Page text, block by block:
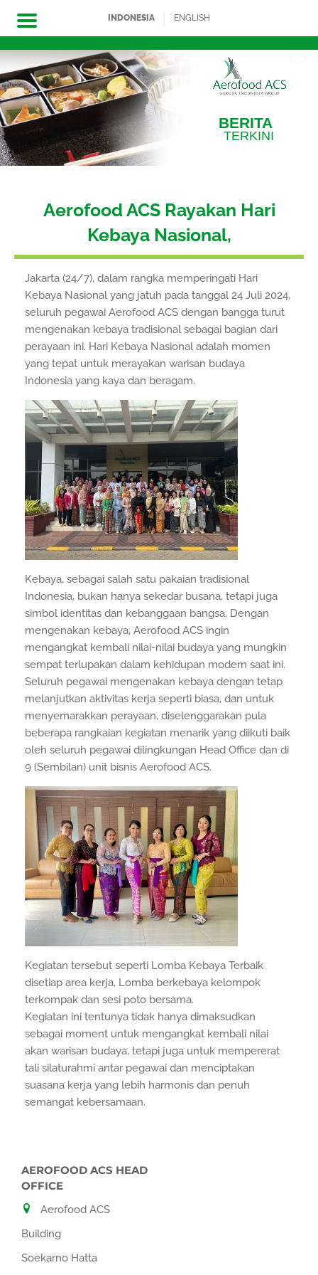
Skip
to
content
BERITA
TERKINI
INDONESIA ENGLISH
Aerofood ACS Rayakan Hari
Kebaya Nasional,
Jakarta (24/7), dalam rangka memperingati Hari
Kebaya Nasional yang jatuh pada tanggal 24 Juli 2024,
seluruh pegawai Aerofood ACS dengan bangga turut
mengenakan kebaya tradisional sebagai bagian dari
perayaan ini. Hari Kebaya Nasional adalah momen
yang tepat untuk merayakan warisan budaya
Indonesia yang kaya dan beragam.
Kebaya, sebagai salah satu pakaian tradisional
Indonesia, bukan hanya sekedar busana, tetapi juga
simbol identitas dan kebanggaan bangsa. Dengan
mengenakan kebaya, Aerofood ACS ingin
mengangkat kembali nilai-nilai budaya yang mungkin
sempat terlupakan dalam kehidupan modern saat ini.
Seluruh pegawai mengenakan kebaya dengan tetap
melanjutkan aktivitas kerja seperti biasa, dan untuk
menyemarakkan perayaan, diselenggarakan pula
beberapa rangkaian kegiatan menarik yang diikuti baik
oleh seluruh pegawai dilingkungan Head Office dan di
9 (Sembilan) unit bisnis Aerofood ACS.
Kegiatan tersebut seperti Lomba Kebaya Terbaik
disetiap area kerja, Lomba berkebaya kelompok
terkompak dan sesi poto bersama.
Kegiatan ini tentunya tidak hanya dimaksudkan
sebagai moment untuk mengangkat kembali nilai
akan warisan budaya, tetapi juga untuk mempererat
tali silaturahmi antar pegawai dan menciptakan
suasana kerja yang lebih harmonis dan penuh
semangat kebersamaan.
AEROFOOD ACS HEAD
OFFICE
Aerofood ACS
Building
Soekarno Hatta